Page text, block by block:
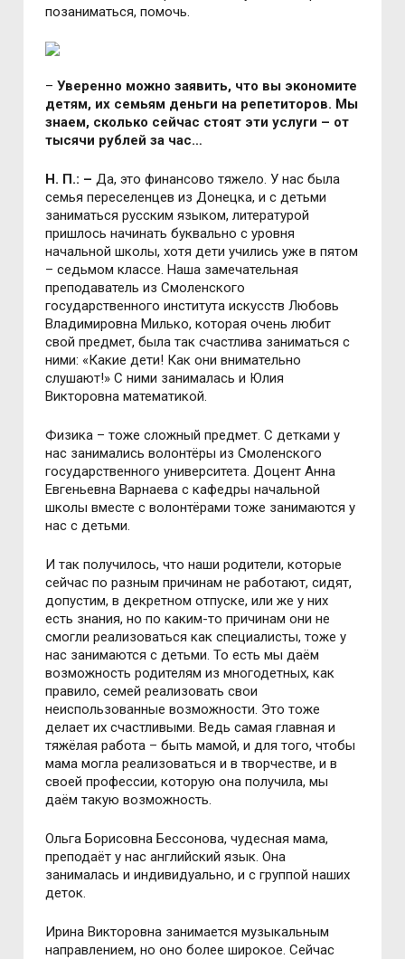
позаниматься, помочь.
–Уверенно можно заявить, что вы экономите
детям, их семьям деньги на репетиторов. Мы
знаем, сколько сейчас стоят эти услуги – от
тысячи рублей за час…
Н. П.: –Да, это финансово тяжело. У нас была
семья переселенцев из Донецка, и с детьми
заниматься русским языком, литературой
пришлось начинать буквально с уровня
начальной школы, хотя дети учились уже в пятом
– седьмом классе. Наша замечательная
преподаватель из Смоленского
государственного института искусств Любовь
Владимировна Милько, которая очень любит
свой предмет, была так счастлива заниматься с
ними: «Какие дети! Как они внимательно
слушают!» С ними занималась и Юлия
Викторовна математикой.
Физика – тоже сложный предмет. С детками у
нас занимались волонтёры из Смоленского
государственного университета. Доцент Анна
Евгеньевна Варнаева с кафедры начальной
школы вместе с волонтёрами тоже занимаются у
нас с детьми.
И так получилось, что наши родители, которые
сейчас по разным причинам не работают, сидят,
допустим, в декретном отпуске, или же у них
есть знания, но по каким-то причинам они не
смогли реализоваться как специалисты, тоже у
нас занимаются с детьми. То есть мы даём
возможность родителям из многодетных, как
правило, семей реализовать свои
неиспользованные возможности. Это тоже
делает их счастливыми. Ведь самая главная и
тяжёлая работа – быть мамой, и для того, чтобы
мама могла реализоваться и в творчестве, и в
своей профессии, которую она получила, мы
даём такую возможность.
Ольга Борисовна Бессонова, чудесная мама,
преподаёт у нас английский язык. Она
занималась и индивидуально, и с группой наших
деток.
Ирина Викторовна занимается музыкальным
направлением, но оно более широкое. Сейчас